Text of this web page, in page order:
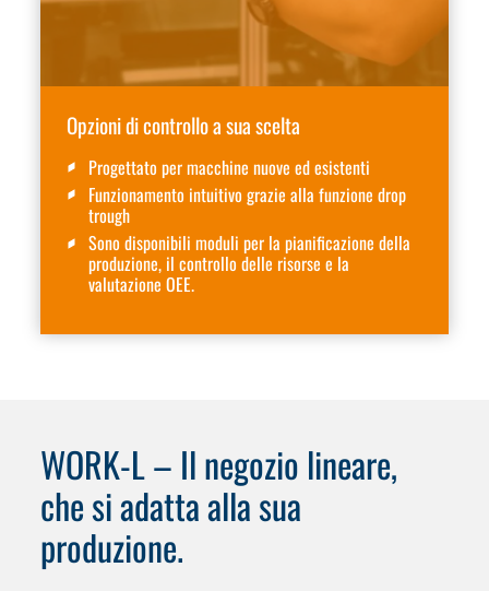
Opzioni di controllo a sua scelta
Progettato per macchine nuove ed esistenti
Funzionamento intuitivo grazie alla funzione drop
trough
Sono disponibili moduli per la pianificazione della
produzione, il controllo delle risorse e la
valutazione OEE.
WORK-L – Il negozio lineare,
che si adatta alla sua
produzione.